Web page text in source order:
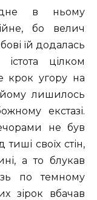
в ньому
бо велич
їй додалась
цілком
крок угору на
йому лишилось
екстазі.
не був
своїх стін,
а то блукав
по темному
зірок вбачав